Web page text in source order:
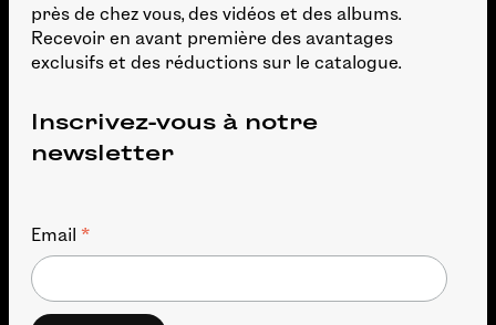
près de chez vous, des vidéos et des albums.
Recevoir en avant première des avantages
exclusifs et des réductions sur le catalogue.
Inscrivez-vous à notre
newsletter
Email *